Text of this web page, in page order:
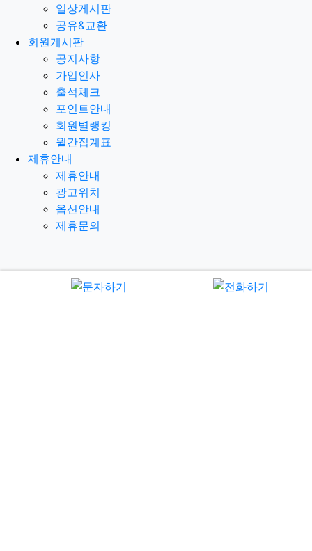
일상게시판
공유&교환
회원게시판
공지사항
가입인사
출석체크
포인트안내
회원별랭킹
월간집계표
제휴안내
제휴안내
광고위치
옵션안내
제휴문의